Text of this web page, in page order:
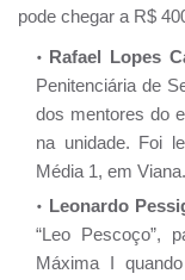
pode chegar a R$
Rafael Lopes
Penitenciária de
dos mentores do
na unidade. Foi
Média 1, em
Leonardo
“Leo Pescoço”,
Máxima I